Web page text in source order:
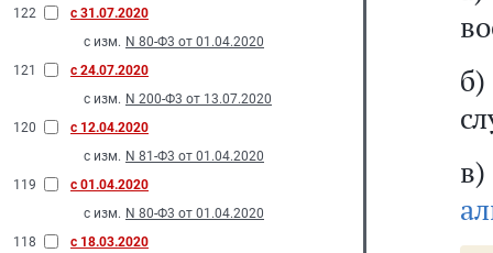
122
с 31.07.2020
с изм. N 80-Ф3 от 01.04.2020
121
с 24.07.2020
с изм. N 200-Ф3 от 13.07.2020
120
с 12.04.2020
с изм. N 81-Ф3 от 01.04.2020
119
с 01.04.2020
с изм. N 80-Ф3 от 01.04.2020
118
с 18.03.2020